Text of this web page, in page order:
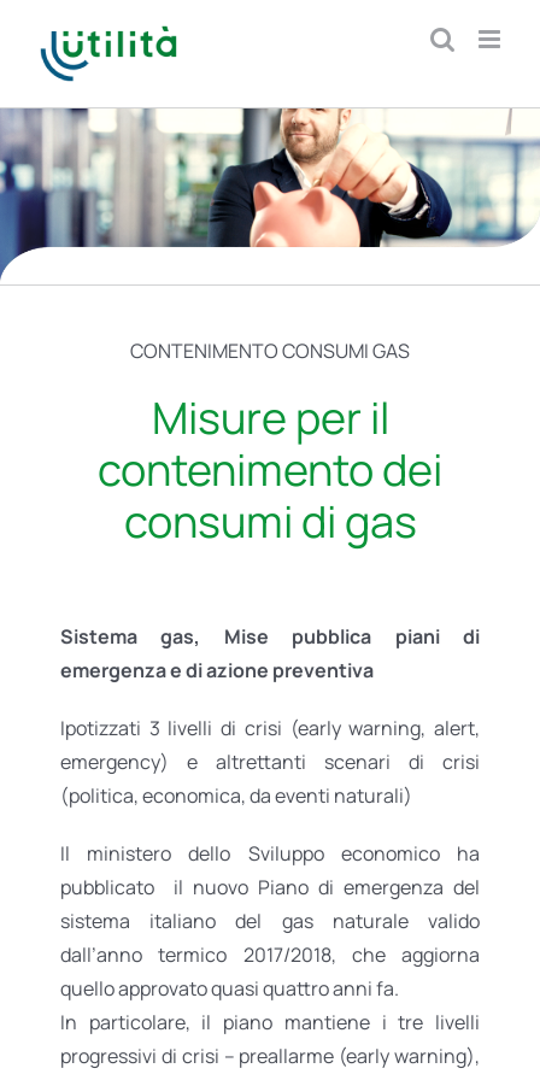
contenuto
CONTENIMENTO CONSUMI GAS
Misure per il
contenimento dei
consumi di gas
Sistema gas, Mise pubblica piani di
emergenza e di azione preventiva
Ipotizzati 3 livelli di crisi (early warning, alert,
emergency) e altrettanti scenari di crisi
(politica, economica, da eventi naturali)
Il ministero dello Sviluppo economico ha
pubblicato il nuovo Piano di emergenza del
sistema italiano del gas naturale valido
dall’anno termico 2017/2018, che aggiorna
quello approvato quasi quattro anni fa.
In particolare, il piano mantiene i tre livelli
progressivi di crisi – preallarme (early warning),